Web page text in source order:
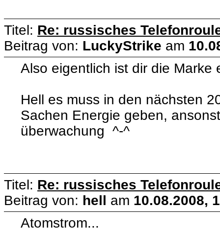
Titel: Re: russisches
Beitrag von: LuckyStrike am
Also eigentlich ist dir die Marke
Hell es muss in den nächsten
Sachen Energie geben,
überwachung ^-^
Titel: Re: russisches
Beitrag von: hell am 10.08.2008,
Atomstrom...